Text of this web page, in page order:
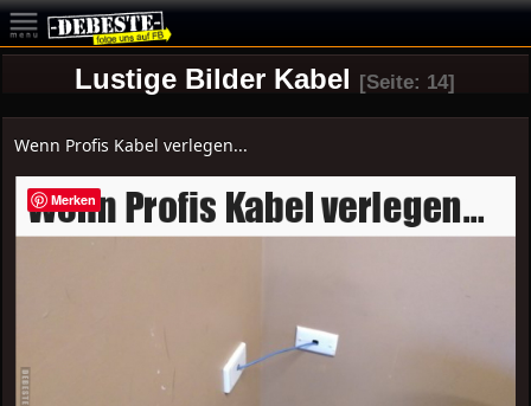
Lustige Bilder Kabel [Seite: 14]
Wenn Profis Kabel verlegen...
Merken